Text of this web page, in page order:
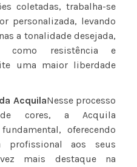
coletadas, trabalha-se
personalizada, levando
a tonalidade desejada,
como resistência e
uma maior liberdade
AcquilaNesse processo
de cores, a Acquila
oferecendo
profissional aos seus
mais destaque na